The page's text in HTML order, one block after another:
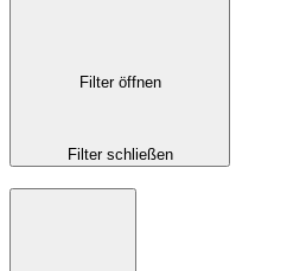
Filter öffnen
Filter schließen